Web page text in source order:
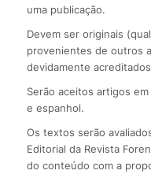
uma publicação.
Devem ser originais
provenientes de outros
devidamente
Serão aceitos artigos
e espanhol.
Os textos serão
Editorial da Revista
do conteúdo com a